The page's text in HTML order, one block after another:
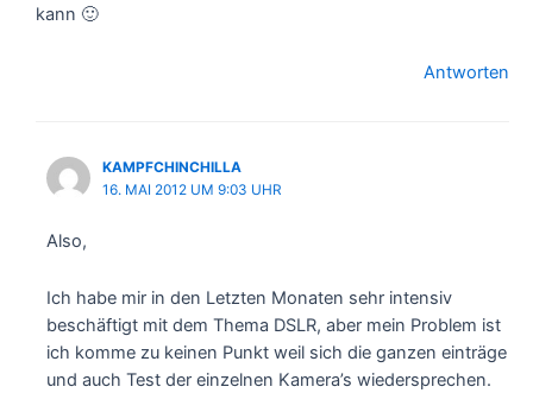
kann 🙂
Antworten
KAMPFCHINCHILLA
16. MAI 2012 UM 9:03 UHR
Also,
Ich habe mir in den Letzten Monaten sehr intensiv
beschäftigt mit dem Thema DSLR, aber mein Problem ist
ich komme zu keinen Punkt weil sich die ganzen einträge
und auch Test der einzelnen Kamera’s wiedersprechen.